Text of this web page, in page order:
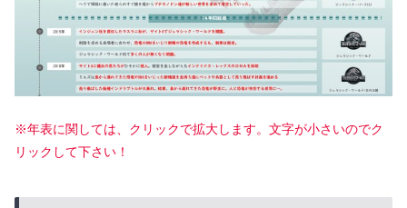
※年表に関しては、クリックで拡大します。文字が小さいのでク
リックして下さい！